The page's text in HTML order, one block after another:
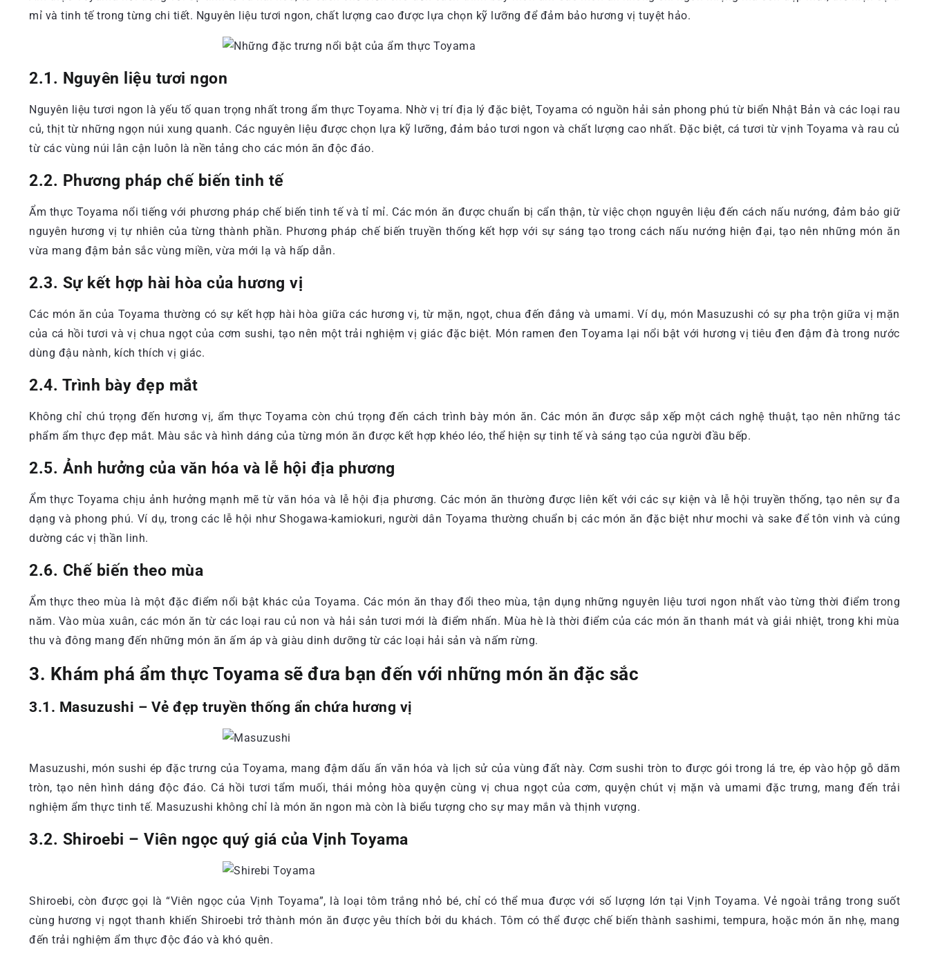
mỉ và tinh tế trong từng chi tiết. Nguyên liệu tươi ngon, chất lượng cao được lựa chọn kỹ lưỡng để đảm bảo hương vị tuyệt hảo.
2.1. Nguyên liệu tươi ngon
Nguyên liệu tươi ngon là yếu tố quan trọng nhất trong ẩm thực Toyama. Nhờ vị trí địa lý đặc biệt, Toyama có nguồn hải sản phong phú từ biển Nhật Bản và các loại rau
củ, thịt từ những ngọn núi xung quanh. Các nguyên liệu được chọn lựa kỹ lưỡng, đảm bảo tươi ngon và chất lượng cao nhất. Đặc biệt, cá tươi từ vịnh Toyama và rau củ
từ các vùng núi lân cận luôn là nền tảng cho các món ăn độc đáo.
2.2. Phương pháp chế biến tinh tế
Ẩm thực Toyama nổi tiếng với phương pháp chế biến tinh tế và tỉ mỉ. Các món ăn được chuẩn bị cẩn thận, từ việc chọn nguyên liệu đến cách nấu nướng, đảm bảo giữ
nguyên hương vị tự nhiên của từng thành phần. Phương pháp chế biến truyền thống kết hợp với sự sáng tạo trong cách nấu nướng hiện đại, tạo nên những món ăn
vừa mang đậm bản sắc vùng miền, vừa mới lạ và hấp dẫn.
2.3. Sự kết hợp hài hòa của hương vị
Các món ăn của Toyama thường có sự kết hợp hài hòa giữa các hương vị, từ mặn, ngọt, chua đến đắng và umami. Ví dụ, món Masuzushi có sự pha trộn giữa vị mặn
của cá hồi tươi và vị chua ngọt của cơm sushi, tạo nên một trải nghiệm vị giác đặc biệt. Món ramen đen Toyama lại nổi bật với hương vị tiêu đen đậm đà trong nước
dùng đậu nành, kích thích vị giác.
2.4. Trình bày đẹp mắt
Không chỉ chú trọng đến hương vị, ẩm thực Toyama còn chú trọng đến cách trình bày món ăn. Các món ăn được sắp xếp một cách nghệ thuật, tạo nên những tác
phẩm ẩm thực đẹp mắt. Màu sắc và hình dáng của từng món ăn được kết hợp khéo léo, thể hiện sự tinh tế và sáng tạo của người đầu bếp.
2.5. Ảnh hưởng của văn hóa và lễ hội địa phương
Ẩm thực Toyama chịu ảnh hưởng mạnh mẽ từ văn hóa và lễ hội địa phương. Các món ăn thường được liên kết với các sự kiện và lễ hội truyền thống, tạo nên sự đa
dạng và phong phú. Ví dụ, trong các lễ hội như Shogawa-kamiokuri, người dân Toyama thường chuẩn bị các món ăn đặc biệt như mochi và sake để tôn vinh và cúng
dường các vị thần linh.
2.6. Chế biến theo mùa
Ẩm thực theo mùa là một đặc điểm nổi bật khác của Toyama. Các món ăn thay đổi theo mùa, tận dụng những nguyên liệu tươi ngon nhất vào từng thời điểm trong
năm. Vào mùa xuân, các món ăn từ các loại rau củ non và hải sản tươi mới là điểm nhấn. Mùa hè là thời điểm của các món ăn thanh mát và giải nhiệt, trong khi mùa
thu và đông mang đến những món ăn ấm áp và giàu dinh dưỡng từ các loại hải sản và nấm rừng.
3. Khám phá ẩm thực Toyama sẽ đưa bạn đến với những món ăn đặc sắc
3.1. Masuzushi – Vẻ đẹp truyền thống ẩn chứa hương vị
Masuzushi, món sushi ép đặc trưng của Toyama, mang đậm dấu ấn văn hóa và lịch sử của vùng đất này. Cơm sushi tròn to được gói trong lá tre, ép vào hộp gỗ dăm
tròn, tạo nên hình dáng độc đáo. Cá hồi tươi tẩm muối, thái mỏng hòa quyện cùng vị chua ngọt của cơm, quyện chút vị mặn và umami đặc trưng, mang đến trải
nghiệm ẩm thực tinh tế. Masuzushi không chỉ là món ăn ngon mà còn là biểu tượng cho sự may mắn và thịnh vượng.
3.2. Shiroebi – Viên ngọc quý giá của Vịnh Toyama
Shiroebi, còn được gọi là “Viên ngọc của Vịnh Toyama”, là loại tôm trắng nhỏ bé, chỉ có thể mua được với số lượng lớn tại Vịnh Toyama. Vẻ ngoài trắng trong suốt
cùng hương vị ngọt thanh khiến Shiroebi trở thành món ăn được yêu thích bởi du khách. Tôm có thể được chế biến thành sashimi, tempura, hoặc món ăn nhẹ, mang
đến trải nghiệm ẩm thực độc đáo và khó quên.